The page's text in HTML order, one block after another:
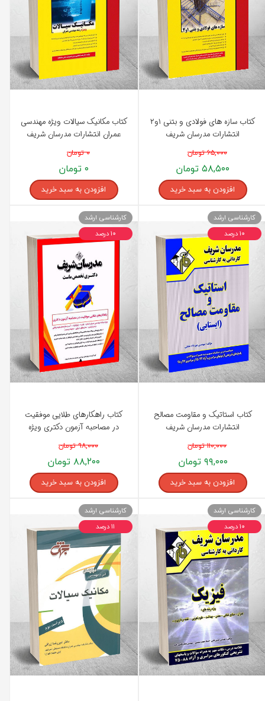
کتاب سازه های فولادی و بتنی ۱و۲
انتشارات مدرسان شریف
۶۵,۰۰۰ تومان
۵۸,۵۰۰ تومان
افزودن به سبد خرید
کتاب مکانیک سیالات ویژه مهندسی
عمران انتشارات مدرسان شریف
۰ تومان
۰ تومان
افزودن به سبد خرید
کتاب استاتیک و مقاومت مصالح
انتشارات مدرسان شریف
۱۱۰,۰۰۰ تومان
۹۹,۰۰۰ تومان
افزودن به سبد خرید
کارشناسی ارشد
۱۰ درصد
کتاب راهکارهای طلایی موفقیت
در مصاحبه آزمون دکتری ویژه
مدرسان شریف
۹۸,۰۰۰ تومان
۸۸,۲۰۰ تومان
افزودن به سبد خرید
کارشناسی ارشد
۱۰ درصد
کارشناسی ارشد
۱۰ درصد
کارشناسی ارشد
۱۱ درصد